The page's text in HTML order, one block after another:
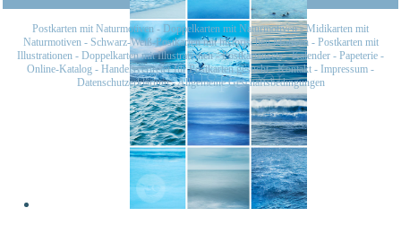
Postkarten mit Naturmotiven - Doppelkarten mit Naturmotiven-Midikarten mit
Naturmotiven- Schwarz-Weiß-Postkarten mit historischen Motiven- Postkarten mit
Illustrationen - Doppelkarten mit Illustrationen-Postkartensets-Kalender - Papeterie -
Online-Katalog - Handelsvertreter für Postkarten gesucht-Kontakt - Impressum -
Datenschutzerklärung-Allgemeine Geschäftsbedingungen